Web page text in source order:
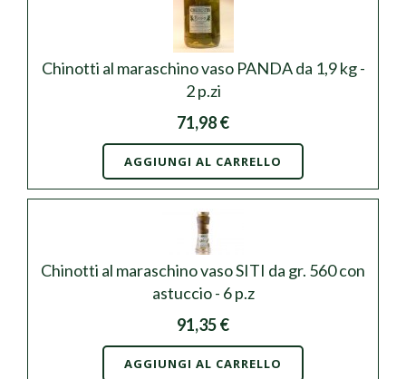
Chinotti al maraschino vaso PANDA da 1,9 kg -
2 p.zi
71,98 €
AGGIUNGI AL CARRELLO
Chinotti al maraschino vaso SITI da gr. 560 con
astuccio - 6 p.z
91,35 €
AGGIUNGI AL CARRELLO